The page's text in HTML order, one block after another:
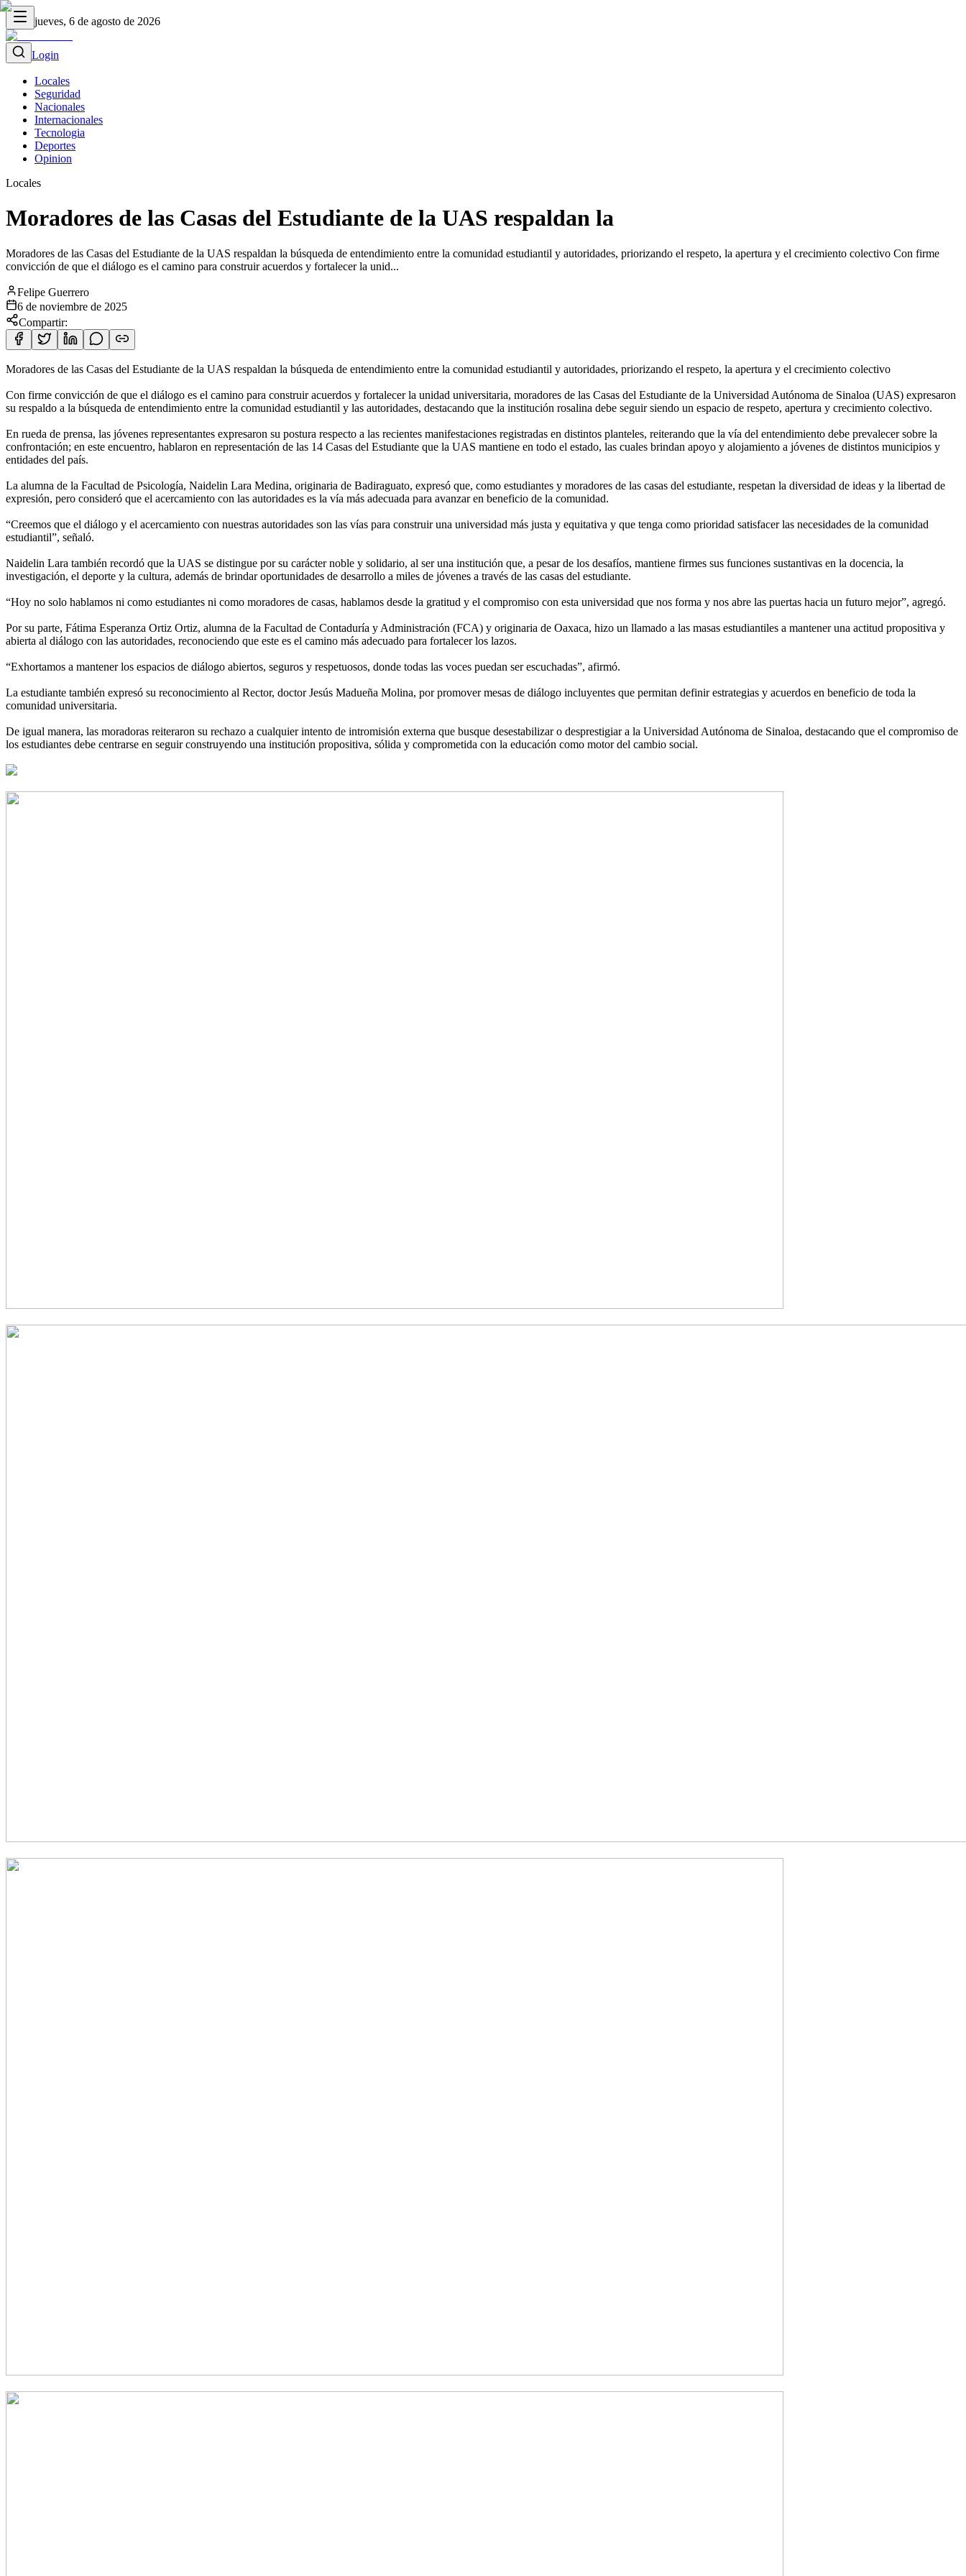
jueves, 6 de agosto de 2026
Login
Locales
Seguridad
Nacionales
Internacionales
Tecnologia
Deportes
Opinion
Locales
Moradores de las Casas del Estudiante de la UAS respaldan la
Moradores de las Casas del Estudiante de la UAS respaldan la búsqueda de entendimiento entre la comunidad estudiantil y autoridades, priorizando el respeto, la apertura y el crecimiento colectivo Con firme
convicción de que el diálogo es el camino para construir acuerdos y fortalecer la unid...
Felipe Guerrero
6 de noviembre de 2025
Compartir:
Moradores de las Casas del Estudiante de la UAS respaldan la búsqueda de entendimiento entre la comunidad estudiantil y autoridades, priorizando el respeto, la apertura y el crecimiento colectivo
Con firme convicción de que el diálogo es el camino para construir acuerdos y fortalecer la unidad universitaria, moradores de las Casas del Estudiante de la Universidad Autónoma de Sinaloa (UAS) expresaron
su respaldo a la búsqueda de entendimiento entre la comunidad estudiantil y las autoridades, destacando que la institución rosalina debe seguir siendo un espacio de respeto, apertura y crecimiento colectivo.
En rueda de prensa, las jóvenes representantes expresaron su postura respecto a las recientes manifestaciones registradas en distintos planteles, reiterando que la vía del entendimiento debe prevalecer sobre la
confrontación; en este encuentro, hablaron en representación de las 14 Casas del Estudiante que la UAS mantiene en todo el estado, las cuales brindan apoyo y alojamiento a jóvenes de distintos municipios y
entidades del país.
La alumna de la Facultad de Psicología, Naidelin Lara Medina, originaria de Badiraguato, expresó que, como estudiantes y moradores de las casas del estudiante, respetan la diversidad de ideas y la libertad de
expresión, pero consideró que el acercamiento con las autoridades es la vía más adecuada para avanzar en beneficio de la comunidad.
“Creemos que el diálogo y el acercamiento con nuestras autoridades son las vías para construir una universidad más justa y equitativa y que tenga como prioridad satisfacer las necesidades de la comunidad
estudiantil”, señaló.
Naidelin Lara también recordó que la UAS se distingue por su carácter noble y solidario, al ser una institución que, a pesar de los desafíos, mantiene firmes sus funciones sustantivas en la docencia, la
investigación, el deporte y la cultura, además de brindar oportunidades de desarrollo a miles de jóvenes a través de las casas del estudiante.
“Hoy no solo hablamos ni como estudiantes ni como moradores de casas, hablamos desde la gratitud y el compromiso con esta universidad que nos forma y nos abre las puertas hacia un futuro mejor”, agregó.
Por su parte, Fátima Esperanza Ortiz Ortiz, alumna de la Facultad de Contaduría y Administración (FCA) y originaria de Oaxaca, hizo un llamado a las masas estudiantiles a mantener una actitud propositiva y
abierta al diálogo con las autoridades, reconociendo que este es el camino más adecuado para fortalecer los lazos.
“Exhortamos a mantener los espacios de diálogo abiertos, seguros y respetuosos, donde todas las voces puedan ser escuchadas”, afirmó.
La estudiante también expresó su reconocimiento al Rector, doctor Jesús Madueña Molina, por promover mesas de diálogo incluyentes que permitan definir estrategias y acuerdos en beneficio de toda la
comunidad universitaria.
De igual manera, las moradoras reiteraron su rechazo a cualquier intento de intromisión externa que busque desestabilizar o desprestigiar a la Universidad Autónoma de Sinaloa, destacando que el compromiso de
los estudiantes debe centrarse en seguir construyendo una institución propositiva, sólida y comprometida con la educación como motor del cambio social.